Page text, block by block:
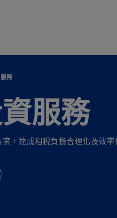
務
服務
，達成租稅負擔合理化及效率
新
標